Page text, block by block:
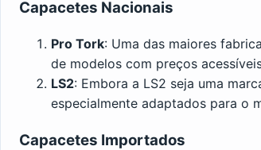
Capacetes Nacionais
Pro Tork: Uma das maiores
de modelos com preços
LS2: Embora a LS2 seja uma
especialmente adaptados para o
Capacetes Importados